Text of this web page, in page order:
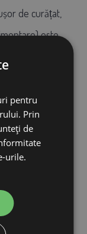
de curățat,
este
inutilă pentru
prin cablu USB
pentru
Prin
de
urile.